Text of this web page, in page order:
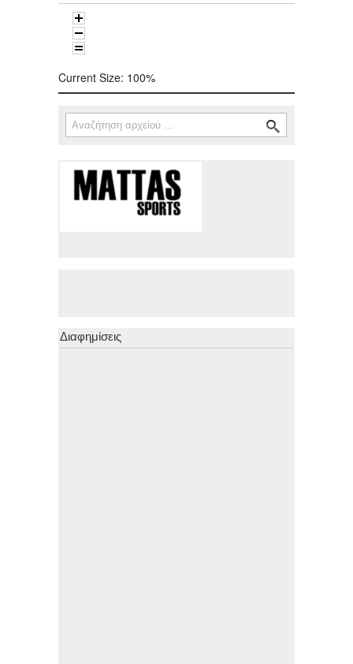
Current Size: 100%
Φόρμα αναζήτησης
Αναζήτηση
Διαφημίσεις